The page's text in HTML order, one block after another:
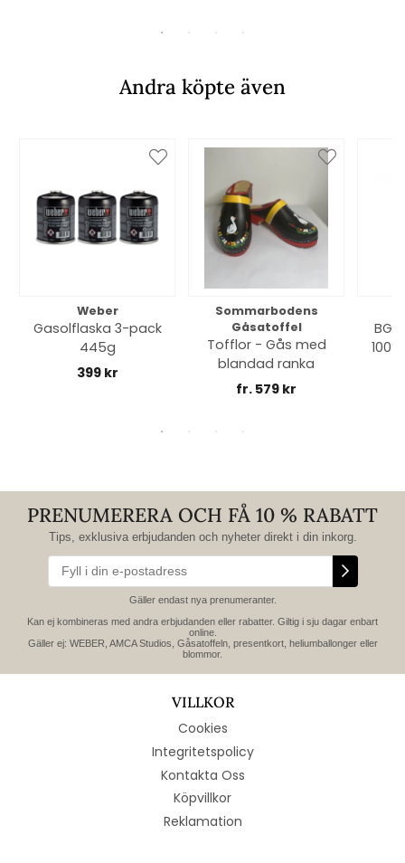
Andra köpte även
Weber
Gasolflaska 3-pack
445g
399 kr
Sommarbodens
Gåsatoffel
Tofflor - Gås med
blandad ranka
fr. 579 kr
PRENUMERERA OCH FÅ 10 % RABATT
Tips, exklusiva erbjudanden och nyheter direkt i din inkorg.
Gäller endast nya prenumeranter.
Kan ej kombineras med andra erbjudanden eller rabatter. Giltig i sju dagar enbart
online.
Gäller ej: WEBER, AMCA Studios, Gåsatoffeln, presentkort, heliumballonger eller
blommor.
VILLKOR
Cookies
Integritetspolicy
Kontakta Oss
Köpvillkor
Reklamation